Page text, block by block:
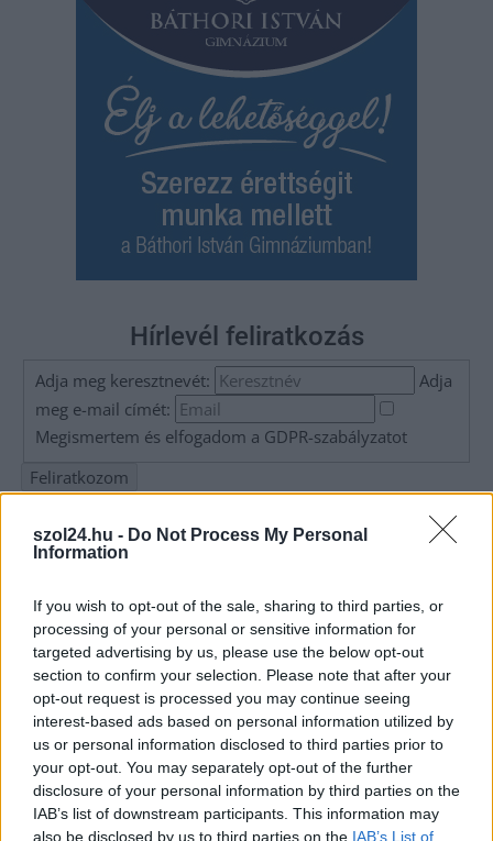
szol24.hu - Do Not Process My Personal
Information
If you wish to opt-out of the sale, sharing to third parties, or
processing of your personal or sensitive information for
targeted advertising by us, please use the below opt-out
section to confirm your selection. Please note that after your
opt-out request is processed you may continue seeing
interest-based ads based on personal information utilized by
us or personal information disclosed to third parties prior to
your opt-out. You may separately opt-out of the further
disclosure of your personal information by third parties on the
IAB’s list of downstream participants. This information may
also be disclosed by us to third parties on the IAB’s List of
Hírlevél feliratkozás
Adja meg keresztnevét:
Adja
meg e-mail címét:
Megismertem és elfogadom a GDPR-szabályzatot
Nem szeretne lemaradni semmiről? Csak egy kattintás, és hírlevelünk a
legfrissebb információkkal és exkluzív tartalmakkal hétről hétre
A SZOL24 legfrissebb 24 cikke
A Tisza kormány minisztere újabb nagy változásokról döntött
a közoktatásban – például az iskolaigazgatók visszakapják
munkáltatói jogaikat
Sok volt az igazolatlan hiányzás, Pócs János fizetéslevonást
kapott, más fideszesek még kevesebbet vittek haza